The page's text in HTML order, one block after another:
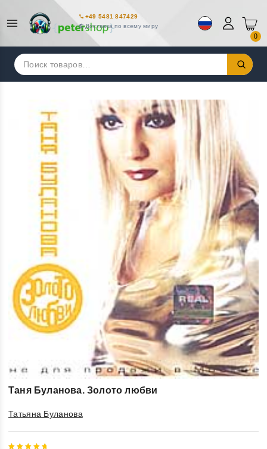
+49 5481 847429
Доставка по всему миру
0
Искать:
Таня Буланова. Золото любви
Татьяна Буланова